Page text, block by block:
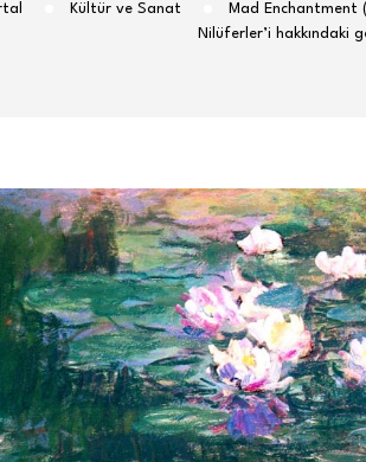
Kültür ve Sanat
Mad Enchantment
Nilüferler’i hakkındaki